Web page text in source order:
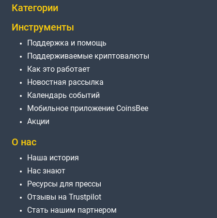
Категории
Инструменты
Поддержка и помощь
Поддерживаемые криптовалюты
Как это работает
Новостная рассылка
Календарь событий
Мобильное приложение CoinsBee
Акции
О нас
Наша история
Нас знают
Ресурсы для прессы
Отзывы на Trustpilot
Стать нашим партнером